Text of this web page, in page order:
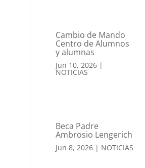
Cambio de Mando
Centro de Alumnos
y alumnas
Jun 10, 2026|
NOTICIAS
Beca Padre
Ambrosio Lengerich
Jun 8, 2026| NOTICIAS